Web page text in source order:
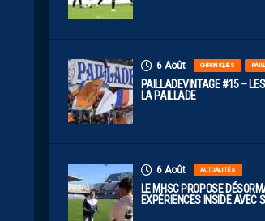
6 Août CHRONIQUES
PAILLADEVINTAGE #15 –
LA PAILLADE
6 Août ACTUALITÉS
LE MHSC PROPOSE
EXPÉRIENCES INSIDE AVEC